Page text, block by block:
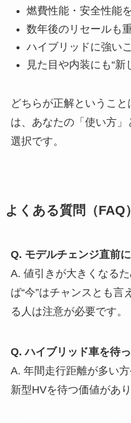
燃費性能・安全性能
数年後のリセールも
ハイブリッドに強い
見た目や内装にも“新
どちらが正解というこ
は、あなたの「使い方
選択です。
よくある質問（FAQ）
Q. モデルチェンジ直前
A. 値引きが大きくなる
ば“今”はチャンスとも
る人は注意が必要です。
Q. ハイブリッド車を待
A. 年間走行距離が多い
新型HVを待つ価値があり